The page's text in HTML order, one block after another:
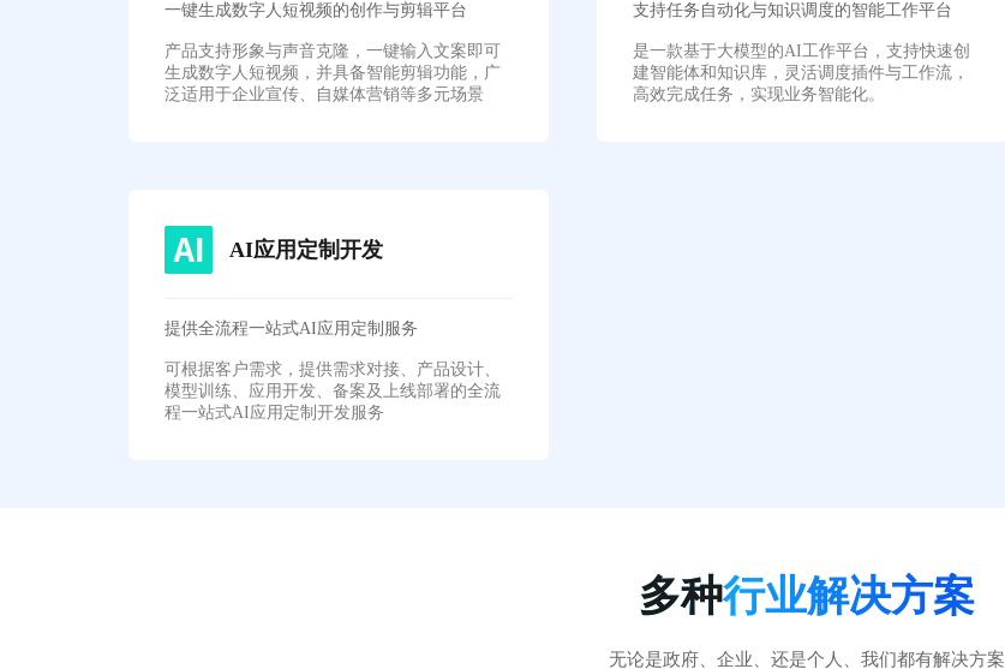
一键生成数字人短视频的创作与剪辑平台
产品支持形象与声音克隆，一键输入文案即可
生成数字人短视频，并具备智能剪辑功能，广
泛适用于企业宣传、自媒体营销等多元场景
支持任务自动化与知识调度的智能工作平台
是一款基于大模型的AI工作平台，支持快速创
建智能体和知识库，灵活调度插件与工作流，
高效完成任务，实现业务智能化。
AI应用定制开发
提供全流程一站式AI应用定制服务
可根据客户需求，提供需求对接、产品设计、
模型训练、应用开发、备案及上线部署的全流
程一站式AI应用定制开发服务
多种行业解决方案
无论是政府、企业、还是个人、我们都有解决方案